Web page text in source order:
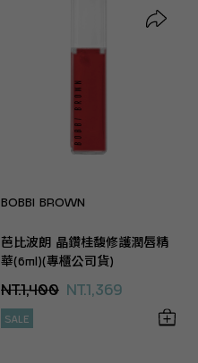
BOBBI BROWN
芭比波朗 晶鑽桂馥修護潤唇精
華(6ml)(專櫃公司貨)
NT.1,400 NT.1,369
SALE